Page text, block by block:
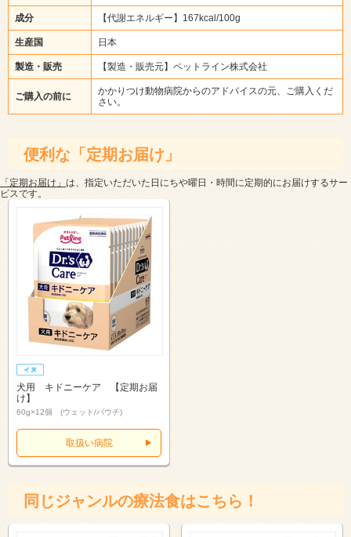
成分 【代謝エネルギー】167kcal/100g
生産国 日本
製造・販売 【製造・販売元】ペットライン株式会社
ご購入の前に
かかりつけ動物病院からのアドバイスの元、ご購入くだ
さい。
便利な「定期お届け」
「定期お届け」 は、指定いただいた日にちや曜日・時間に定期的にお届けするサー
ビスです。
犬用 キドニーケア 【定期お届
け】
60g×12個 (ウェット/パウチ)
取扱い病院
同じジャンルの療法食はこちら！